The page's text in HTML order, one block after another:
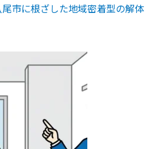
市に根ざした地域密着型の解体